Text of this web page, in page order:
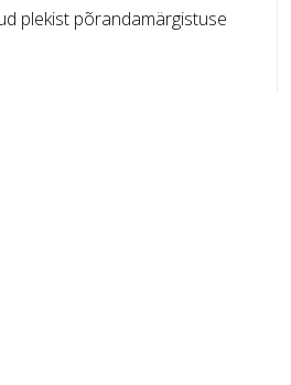
plekist põrandamärgistuse